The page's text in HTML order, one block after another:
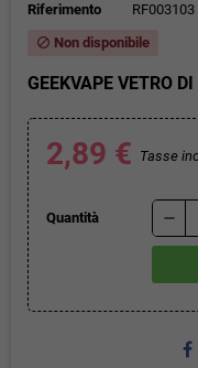
Riferimento
RF003103
block Non disponibile
GEEKVAPE VETRO
2,89 € Tasse
Quantità remove